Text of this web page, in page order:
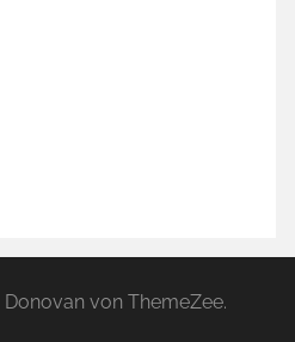
von ThemeZee.